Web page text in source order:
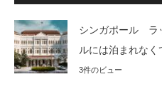
シンガポール ラ
ルには泊まれな
3件のビュー